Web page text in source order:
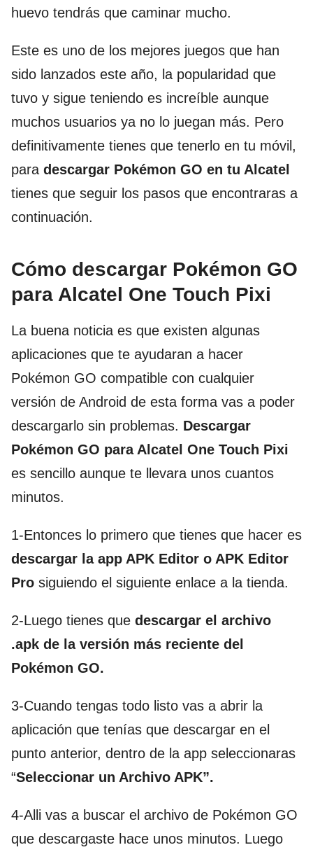
huevo tendrás que caminar mucho.
Este es uno de los mejores juegos que han
sido lanzados este año, la popularidad que
tuvo y sigue teniendo es increíble aunque
muchos usuarios ya no lo juegan más. Pero
definitivamente tienes que tenerlo en tu móvil,
para descargar Pokémon GO en tu Alcatel
tienes que seguir los pasos que encontraras a
continuación.
Cómo descargar Pokémon GO
para Alcatel One Touch Pixi
La buena noticia es que existen algunas
aplicaciones que te ayudaran a hacer
Pokémon GO compatible con cualquier
versión de Android de esta forma vas a poder
descargarlo sin problemas. Descargar
Pokémon GO para Alcatel One Touch Pixi
es sencillo aunque te llevara unos cuantos
minutos.
1-Entonces lo primero que tienes que hacer es
descargar la app APK Editor o APK Editor
Pro siguiendo el siguiente enlace a la tienda.
2-Luego tienes que descargar el archivo
.apk de la versión más reciente del
Pokémon GO.
3-Cuando tengas todo listo vas a abrir la
aplicación que tenías que descargar en el
punto anterior, dentro de la app seleccionaras
“Seleccionar un Archivo APK”.
4-Alli vas a buscar el archivo de Pokémon GO
que descargaste hace unos minutos. Luego